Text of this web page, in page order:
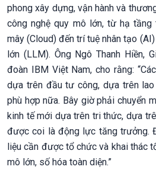
phong xây dựng, vận hành và
công nghệ quy mô lớn, từ hạ tầng
mây (Cloud) đến trí tuệ nhân tạo
lớn (LLM). Ông Ngô Thanh Hiền,
đoàn IBM Việt Nam, cho rằng:
dựa trên đầu tư công, dựa trên
phù hợp nữa. Bây giờ phải chuyển
kinh tế mới dựa trên tri thức, dựa
được coi là động lực tăng trưởng.
liệu cần được tổ chức và khai thác
mô lớn, số hóa toàn diện.”